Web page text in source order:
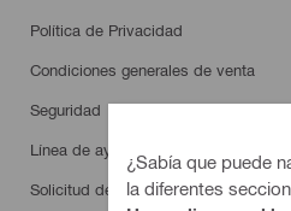
¿Sabía que puede
la diferentes
Política de Privacidad
Condiciones generales de venta
Seguridad
Línea de ayuda/denuncia para
Solicitud de Derechos del Interesado